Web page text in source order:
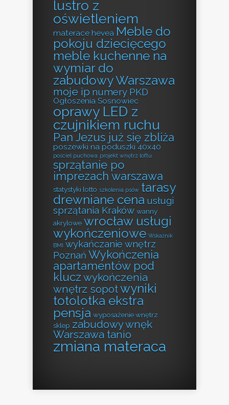
lustro z
oświetleniem
materace hevea Meble do
pokoju dziecięcego
meble kuchenne na
wymiar do
zabudowy Warszawa
moje ip numery PKD
Ogłoszenia Sosnowiec
oprawy LED z
czujnikiem ruchu
Pan Jezus już się zbliża
poszewki na poduszki 40x40
pościel puchowa projekt wnętrz loftu
sprzątanie po
imprezach warszawa
statystyki lotto szkolenia psów tarasy
drewniane cena usługi
sprzątania Kraków wanny
akrylowe wrocław usługi
wykończeniowe Wskaźnik
BMI wykańczanie wnętrz
Poznań Wykończenia
apartamentów pod
klucz wykończenia
wnętrz sopotwyniki
totolotka ekstra
pensja wyposażenie wnętrz
sklep zabudowy wnęk
Warszawa tanio
zmiana materaca